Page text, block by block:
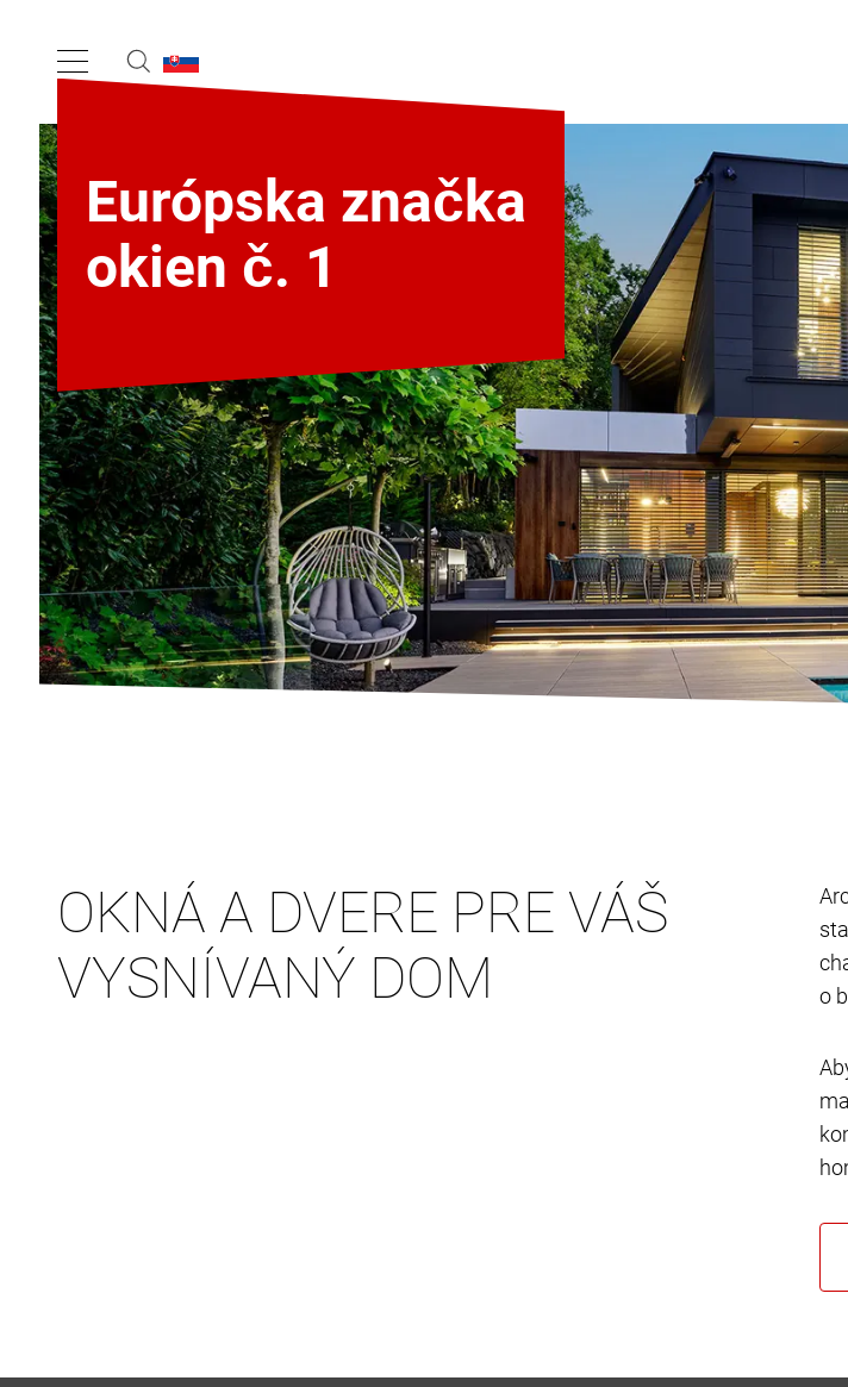
Európska značka
okien č. 1
OKNÁ A DVERE PRE VÁŠ
VYSNÍVANÝ DOM
o